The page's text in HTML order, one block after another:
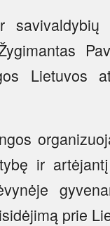
savivaldybių
Lietuvos
ir
prie